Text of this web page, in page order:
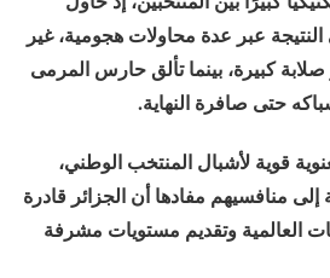
عبر عدة محاولات هجومية، غير
كبيرة، بينما تألق حارس المرمى
حتى صافرة النهاية.
قوية لأشبال المنتخب الوطني،
إلى منافسيهم مفادها أن الجزائر قادرة
العالمية وتقديم مستويات مشرفة